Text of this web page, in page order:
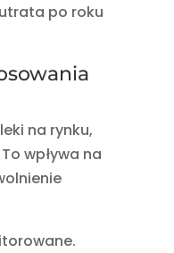
po roku
na rynku,
wpływa na